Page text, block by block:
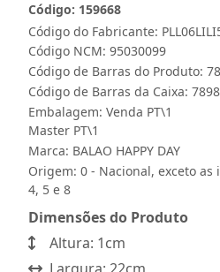
Código do Fabricante:
Código: 159668
Código NCM: 95030099
Código de Barras do Produto:
Código de Barras da Caixa:
Embalagem: Venda PT\1
Master PT\1
Marca: BALAO HAPPY DAY
Origem: 0 - Nacional, exceto as
4, 5 e 8
Dimensões do Produto
Altura: 1cm